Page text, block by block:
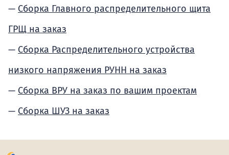
Сборка Главного распределительного щита
ГРЩ на заказ
Сборка Распределительного устройства
низкого напряжения РУНН на заказ
Сборка ВРУ на заказ по вашим проектам
Сборка ШУЗ на заказ